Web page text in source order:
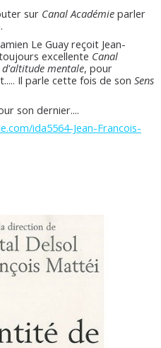
sur Canal Académie parler
Le Guay reçoit Jean-
excellente Canal
d'altitude mentale, pour
Il parle cette fois de son Sens
son dernier....
ida5564-Jean-Francois-